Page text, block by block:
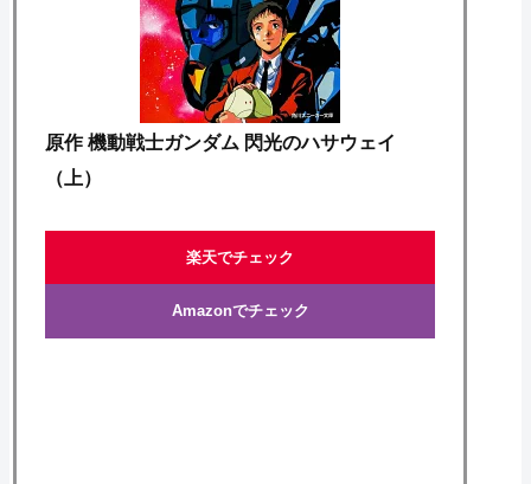
原作 機動戦士ガンダム 閃光のハサウェイ
（上）
楽天でチェック
Amazonでチェック